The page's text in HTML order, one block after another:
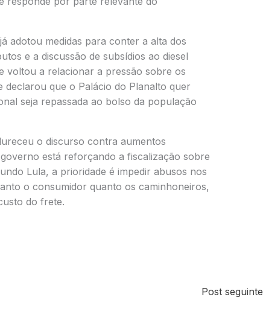
adotou medidas para conter a alta dos
e a discussão de subsídios ao diesel
voltou a relacionar a pressão sobre os
que o Palácio do Planalto quer
seja repassada ao bolso da população
o discurso contra aumentos
está reforçando a fiscalização sobre
Lula, a prioridade é impedir abusos nos
o consumidor quanto os caminhoneiros,
do frete.
Post seguinte